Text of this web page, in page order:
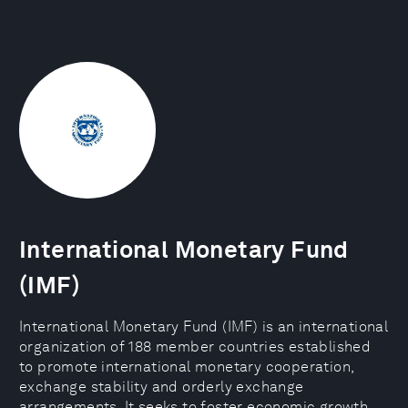
International Monetary Fund
(IMF)
International Monetary Fund (IMF) is an international
organization of 188 member countries established
to promote international monetary cooperation,
exchange stability and orderly exchange